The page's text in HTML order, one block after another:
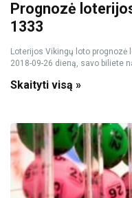
Prognozė
1333
Loterijos Vikingų loto prognozė
2018-09-26 dieną, savo biliete
Skaityti visą »